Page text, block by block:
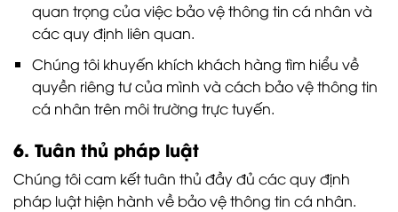
quan trọng của việc bảo vệ thông tin cá nhân và
các quy định liên quan.
Chúng tôi khuyến khích khách hàng tìm hiểu về
quyền riêng tư của mình và cách bảo vệ thông tin
cá nhân trên môi trường trực tuyến.
6. Tuân thủ pháp luật
Chúng tôi cam kết tuân thủ đầy đủ các quy định
pháp luật hiện hành về bảo vệ thông tin cá nhân.